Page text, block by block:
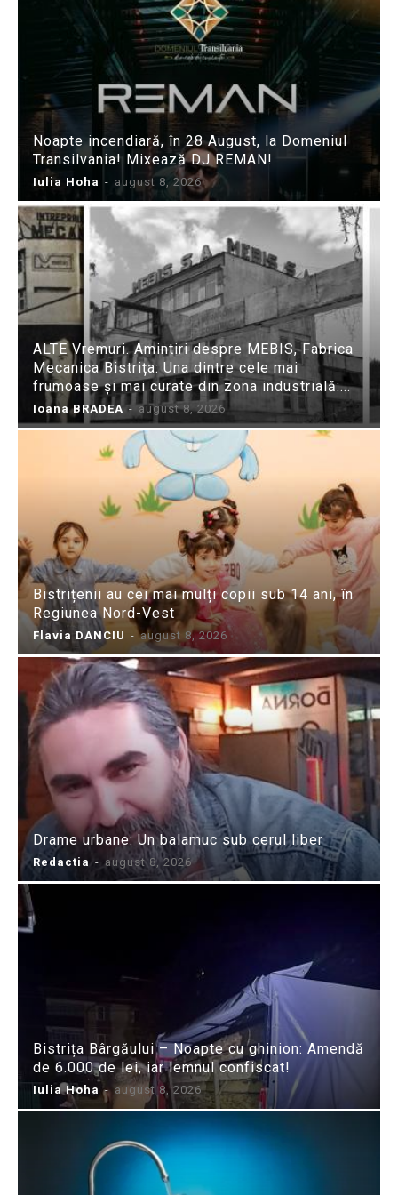
Noapte incendiară, în 28 August, la Domeniul
Transilvania! Mixează DJ REMAN!
Iulia Hoha - august 8, 2026
ALTE Vremuri. Amintiri despre MEBIS, Fabrica
Mecanica Bistrița: Una dintre cele mai
frumoase și mai curate din zona industrială:...
Ioana BRADEA - august 8, 2026
Bistrițenii au cei mai mulți copii sub 14 ani, în
Regiunea Nord-Vest
Flavia DANCIU - august 8, 2026
Drame urbane: Un balamuc sub cerul liber
Redactia - august 8, 2026
Bistrița Bârgăului – Noapte cu ghinion: Amendă
de 6.000 de lei, iar lemnul confiscat!
Iulia Hoha - august 8, 2026